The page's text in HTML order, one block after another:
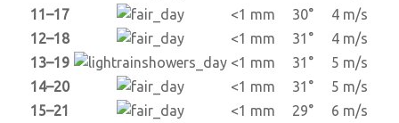
11–17
<1 mm 30°
4 m/s
12–18
<1 mm 31°
4 m/s
13–19
<1 mm 31°
5 m/s
14–20
<1 mm 31°
5 m/s
15–21
<1 mm 29°
6 m/s